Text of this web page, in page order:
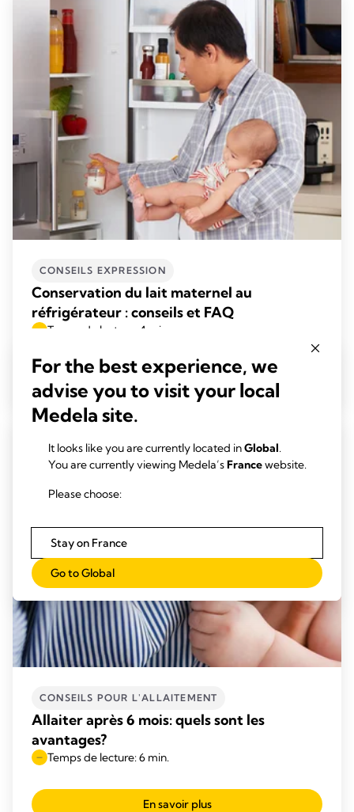
CONSEILS EXPRESSION
Conservation du lait maternel au
réfrigérateur : conseils et FAQ
Temps de lecture: 4 min.
En savoir plus
CONSEILS POUR L'ALLAITEMENT
Allaiter après 6 mois: quels sont les
avantages?
Temps de lecture: 6 min.
En savoir plus
For the best experience, we
advise you to visit your local
Medela site.
It looks like you are currently located inGlobal.
You are currently viewing Medela’sFrancewebsite.
Please choose:
Stay on France
Go to Global